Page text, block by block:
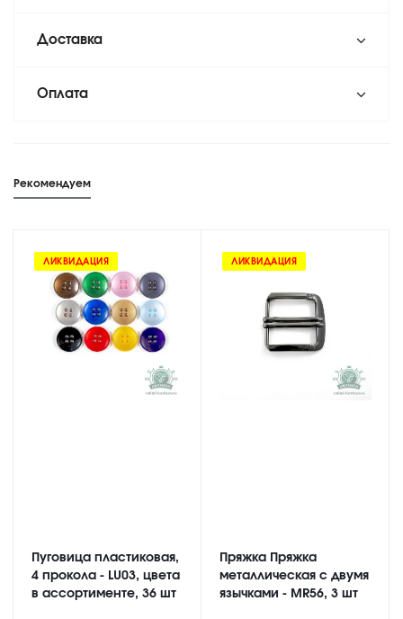
Доставка
Оплата
Рекомендуем
ЛИКВИДАЦИЯ
Пуговица пластиковая,
4 прокола - LU03, цвета
в ассортименте, 36 шт
ЛИКВИДАЦИЯ
Пряжка Пряжка
металлическая с двумя
язычками - MR56, 3 шт